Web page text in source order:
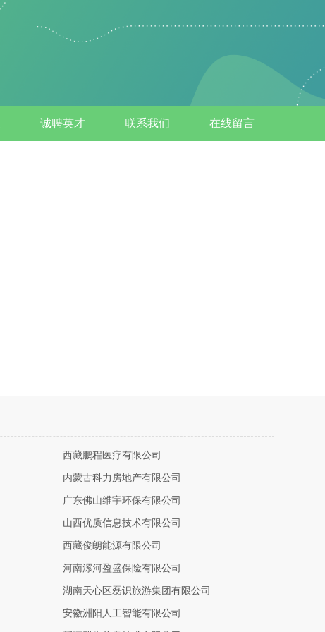
诚聘英才 联系我们 在线留言
西藏鹏程医疗有限公司
内蒙古科力房地产有限公司
广东佛山维宇环保有限公司
山西优质信息技术有限公司
西藏俊朗能源有限公司
河南漯河盈盛保险有限公司
湖南天心区磊识旅游集团有限公司
安徽洲阳人工智能有限公司